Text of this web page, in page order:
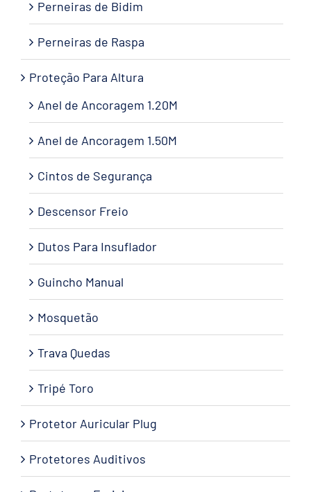
Perneiras de Bidim
Perneiras de Raspa
Proteção Para Altura
Anel de Ancoragem 1.20M
Anel de Ancoragem 1.50M
Cintos de Segurança
Descensor Freio
Dutos Para Insuflador
Guincho Manual
Mosquetão
Trava Quedas
Tripé Toro
Protetor Auricular Plug
Protetores Auditivos